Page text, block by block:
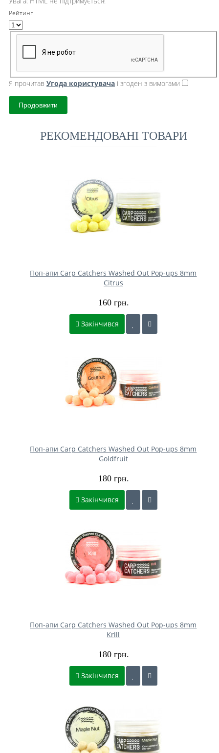
Рейтинг
Я прочитав Угода користувача і згоден з вимогами
Продовжити
РЕКОМЕНДОВАНІ ТОВАРИ
Поп-апи Carp Catchers Washed Out Pop-ups 8mm
Citrus
160 грн.
Закінчився
Поп-апи Carp Catchers Washed Out Pop-ups 8mm
Goldfruit
180 грн.
Закінчився
Поп-апи Carp Catchers Washed Out Pop-ups 8mm
Krill
180 грн.
Закінчився